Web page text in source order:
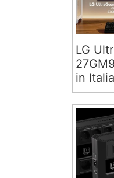
LG
in